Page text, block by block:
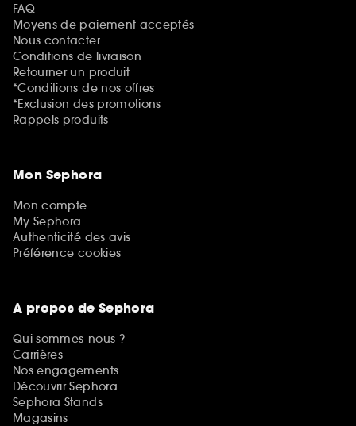
FAQ
Moyens de paiement acceptés
Nous contacter
Conditions de livraison
Retourner un produit
*Conditions de nos offres
*Exclusion des promotions
Rappels produits
Mon Sephora
Mon compte
My Sephora
Authenticité des avis
Préférence cookies
A propos de Sephora
Qui sommes-nous ?
Carrières
Nos engagements
Découvrir Sephora
Sephora Stands
Magasins